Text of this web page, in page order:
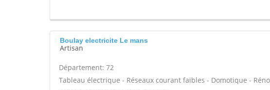
Boulay electricite Le mans
Artisan
Département: 72
Tableau électrique - Réseaux courant faibles - Domotique -